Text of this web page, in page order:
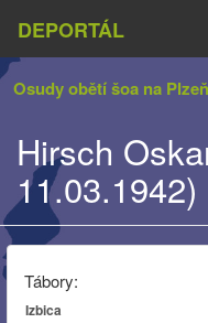
DEPORTÁL
Osudy obětí šoa na
Hirsch
11.03.1942)
Tábory:
Izbica